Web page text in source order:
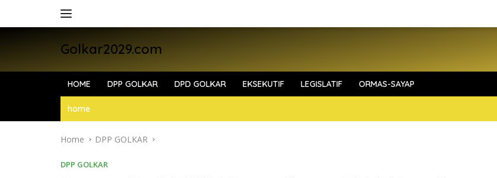
Golkar2029.com
HOME DPP GOLKAR DPD GOLKAR EKSEKUTIF LEGISLATIF ORMAS-SAYAP
home
Home DPP GOLKAR
DPP GOLKAR